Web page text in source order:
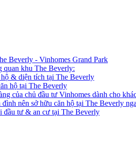
Beverly - Vinhomes Grand Park
quan khu The Beverly:
& diện tích tại The Beverly
hộ tại The Beverly
của chủ đầu tư Vinhomes dành cho
nên sở hữu căn hộ tại The Beverly
đầu tư & an cư tại The Beverly